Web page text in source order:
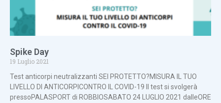
Spike Day
19 Luglio 2021
Test anticorpi neutralizzanti SEI PROTETTO?MISURA IL TUO
LIVELLO DI ANTICORPICONTRO IL COVID-19 Il test si svolgerà
pressoPALASPORT di ROBBIOSABATO 24 LUGLIO 2021 dalleORE